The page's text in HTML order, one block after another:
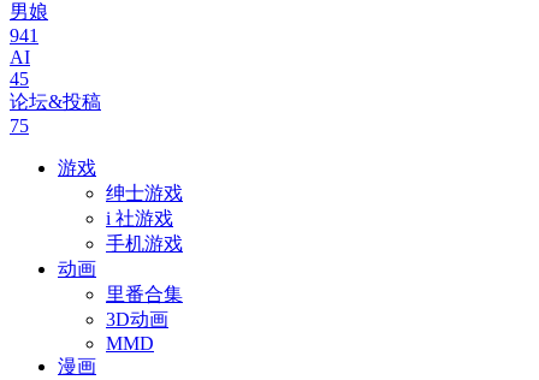
男娘
941
AI
45
论坛&投稿
75
游戏
绅士游戏
i 社游戏
手机游戏
动画
里番合集
3D动画
MMD
漫画